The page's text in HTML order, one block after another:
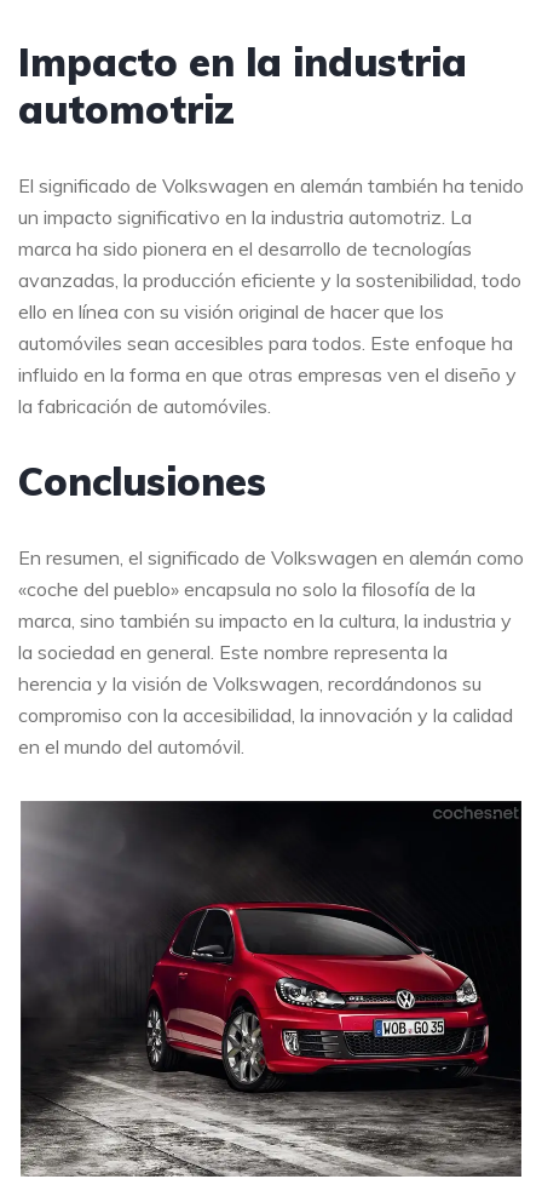
Impacto en la industria
automotriz
El significado de Volkswagen en alemán también ha tenido
un impacto significativo en la industria automotriz. La
marca ha sido pionera en el desarrollo de tecnologías
avanzadas, la producción eficiente y la sostenibilidad, todo
ello en línea con su visión original de hacer que los
automóviles sean accesibles para todos. Este enfoque ha
influido en la forma en que otras empresas ven el diseño y
la fabricación de automóviles.
Conclusiones
En resumen, el significado de Volkswagen en alemán como
«coche del pueblo» encapsula no solo la filosofía de la
marca, sino también su impacto en la cultura, la industria y
la sociedad en general. Este nombre representa la
herencia y la visión de Volkswagen, recordándonos su
compromiso con la accesibilidad, la innovación y la calidad
en el mundo del automóvil.